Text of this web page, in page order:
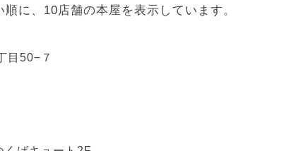
に、10店舗の本屋を表示しています。
目50−７